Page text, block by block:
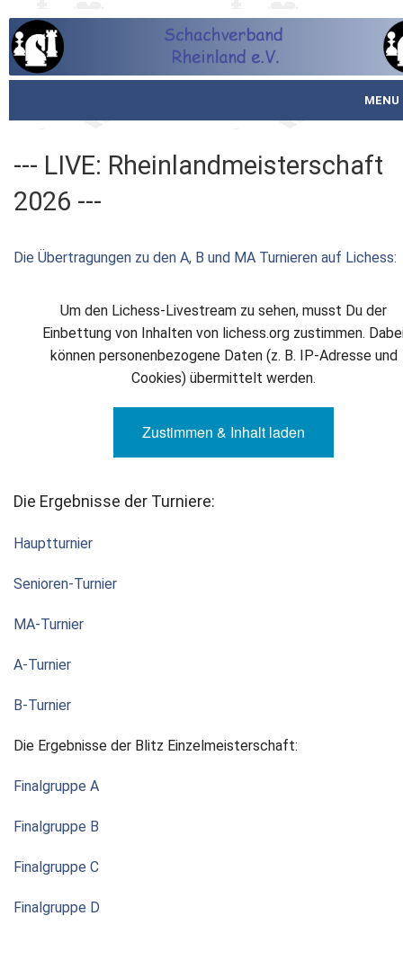
MENU
Schachjugend
Meistertafel
Fotos
--- LIVE: Rheinlandmeisterschaft
2026 ---
Die Übertragungen zu den A, B und MA Turnieren auf Lichess:
Um den Lichess-Livestream zu sehen, musst Du der
Einbettung von Inhalten von lichess.org zustimmen.
können personenbezogene Daten (z. B. IP-Adresse und
Cookies) übermittelt werden.
Zustimmen & Inhalt laden
Die Ergebnisse der Turniere:
Hauptturnier
Senioren-Turnier
MA-Turnier
A-Turnier
B-Turnier
Die Ergebnisse der Blitz Einzelmeisterschaft:
Finalgruppe A
Finalgruppe B
Finalgruppe C
Finalgruppe D